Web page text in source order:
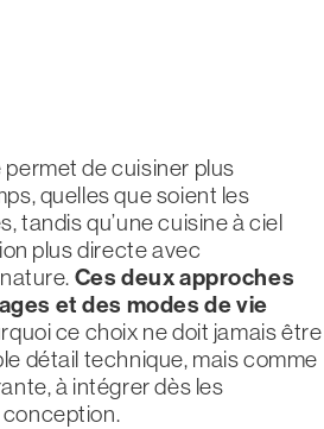
de cuisiner plus
quelles que soient les
tandis qu’une cuisine à ciel
plus directe avec
Ces deux approches
et des modes de vie
ce choix ne doit jamais être
détail technique, mais comme
à intégrer dès les